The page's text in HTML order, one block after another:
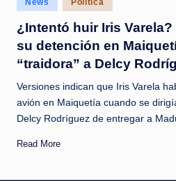
c
i
a
a
l
i
in
News Política
¿Intentó huir Iris
su detención en
“traidora” a Delcy
Versiones indican que Iris Varela
avión en Maiquetía cuando se
Delcy Rodríguez de entregar a
Read More